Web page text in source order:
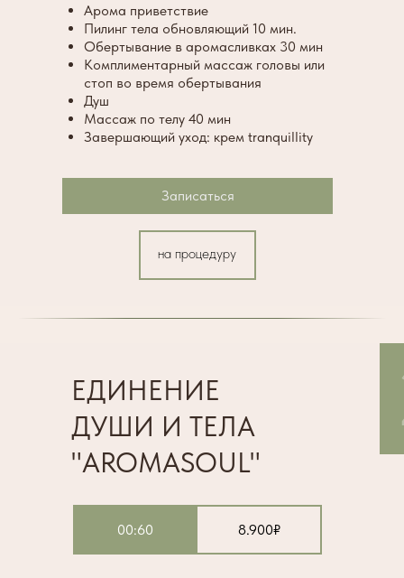
на процедуру
Арома приветствие
Пилинг тела обновляющий 10 мин.
Обертывание в аромасливках 30 мин
Комплиментарный массаж головы или
стоп во время обертывания
Душ
Массаж по телу 40 мин
Завершающий уход: крем tranquillity
Записаться
00:60 8.900₽
ЕДИНЕНИЕ
ДУШИ И ТЕЛА
"AROMASOUL"